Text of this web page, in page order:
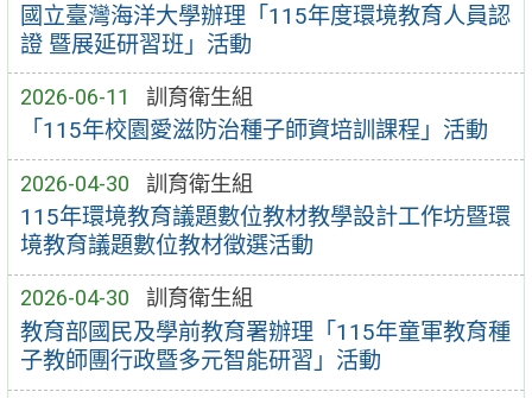
國立臺灣海洋大學辦理「115年度環境教育人員認
證 暨展延研習班」活動
2026-06-11 訓育衛生組
「115年校園愛滋防治種子師資培訓課程」活動
2026-04-30 訓育衛生組
115年環境教育議題數位教材教學設計工作坊暨環
境教育議題數位教材徵選活動
2026-04-30 訓育衛生組
教育部國民及學前教育署辦理「115年童軍教育種
子教師團行政暨多元智能研習」活動